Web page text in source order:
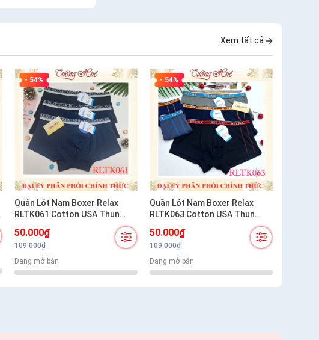
Xem tất cả
- 54%
Quần Lót Nam Boxer Relax
RLTK061 Cotton USA Thun
Thoáng Khí Mềm Mịn Bản Lưng
Nhỏ.
50.000₫
109.000₫
Đang mở bán
- 54%
Quần Lót Nam Boxer Relax
RLTK063 Cotton USA Thun
Thoáng Khí Mềm Mịn Bản Lưng
Nhỏ Kẻ Sọc Nam Tính
50.000₫
109.000₫
Đang mở bán